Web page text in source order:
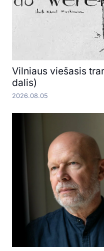
Vilniaus viešasis
dalis)
2026.08.05